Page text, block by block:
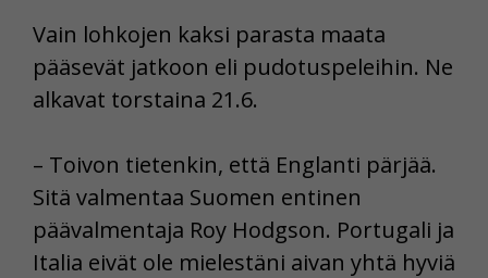
Vain lohkojen kaksi parasta maata
pääsevät jatkoon eli pudotuspeleihin. Ne
alkavat torstaina 21.6.
– Toivon tietenkin, että Englanti pärjää.
Sitä valmentaa Suomen entinen
päävalmentaja Roy Hodgson. Portugali ja
Italia eivät ole mielestäni aivan yhtä hyviä